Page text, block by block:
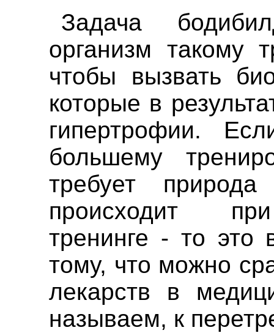
Задача
организм такому
чтобы вызвать
которые в
гипертрофии.
большему
требует
происходит
тренинге - то это
тому, что можно
лекарств в
называем, к